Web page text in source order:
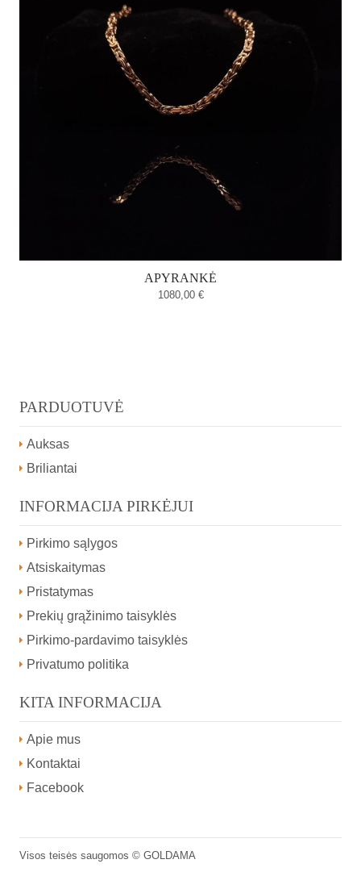
APYRANKĖ
1080,00 €
PARDUOTUVĖ
Auksas
Briliantai
INFORMACIJA PIRKĖJUI
Pirkimo sąlygos
Atsiskaitymas
Pristatymas
Prekių grąžinimo taisyklės
Pirkimo-pardavimo taisyklės
Privatumo politika
KITA INFORMACIJA
Apie mus
Kontaktai
Facebook
Visos teisės saugomos © GOLDAMA